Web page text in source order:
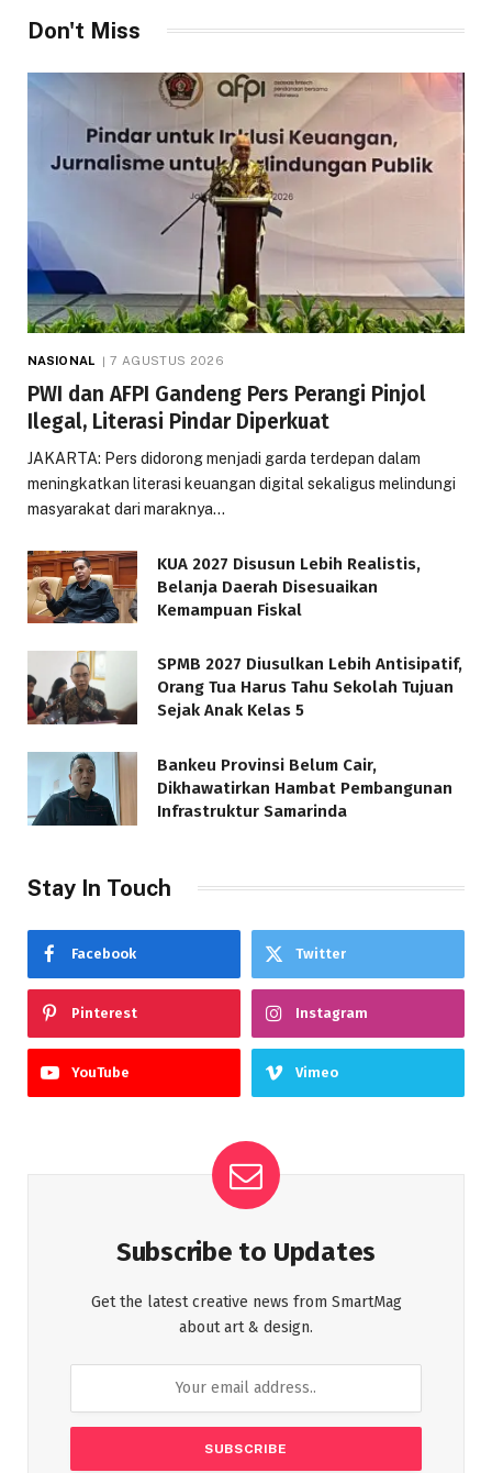
Don't Miss
NASIONAL 7 AGUSTUS 2026
PWI dan AFPI Gandeng Pers Perangi Pinjol
Ilegal, Literasi Pindar Diperkuat
JAKARTA: Pers didorong menjadi garda terdepan dalam
meningkatkan literasi keuangan digital sekaligus melindungi
masyarakat dari maraknya…
KUA 2027 Disusun Lebih Realistis,
Belanja Daerah Disesuaikan
Kemampuan Fiskal
SPMB 2027 Diusulkan Lebih Antisipatif,
Orang Tua Harus Tahu Sekolah Tujuan
Sejak Anak Kelas 5
Bankeu Provinsi Belum Cair,
Dikhawatirkan Hambat Pembangunan
Infrastruktur Samarinda
Stay In Touch
Facebook Twitter
Pinterest Instagram
YouTube Vimeo
Subscribe to Updates
Get the latest creative news from SmartMag
about art & design.